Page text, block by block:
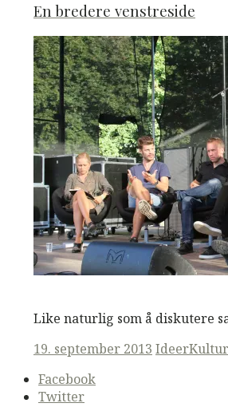
En bredere venstreside
Like naturlig som å diskutere
Posted
19. september 2013 Ideer
Secondary
navigation
Facebook
Twitter